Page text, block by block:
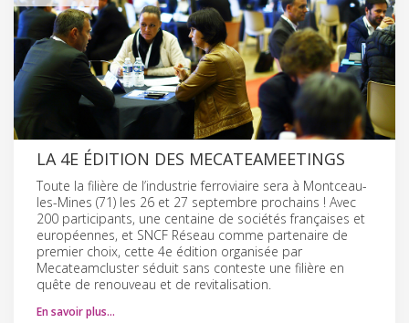
LA 4E ÉDITION DES MECATEAMEETINGS
Toute la filière de l’industrie ferroviaire sera à Montceau-
les-Mines (71) les 26 et 27 septembre prochains ! Avec
200 participants, une centaine de sociétés françaises et
européennes, et SNCF Réseau comme partenaire de
premier choix, cette 4e édition organisée par
Mecateamcluster séduit sans conteste une filière en
quête de renouveau et de revitalisation.
En savoir plus…